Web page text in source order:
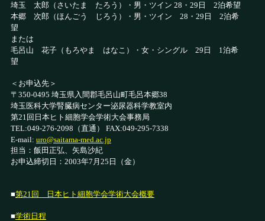
埼玉 太郎（さいたま たろう）・男・ツイン 28・29日 2泊希望
本郷 次郎（ほんごう じろう）・男・ツイン 28・29日 2泊希
望
または
毛呂山 花子（もろやま はなこ）・女・シングル 29日 1泊希
望
＜お申込先＞
〒350-0495 埼玉県入間郡毛呂山町毛呂本郷38
埼玉医科大学腎臓病センター泌尿器科学教室内
第21回日本ヒト細胞学会学術大会事務局
TEL:049-276-2098（直通） FAX:049-295-7338
E-mail: uro@saitama-med.ac.jp
担当：飯田正弘、矢島沙紀
お申込締切日：2003年7月25日（金）
■第21回 日本ヒト細胞学会学術大会概要
■学術日程